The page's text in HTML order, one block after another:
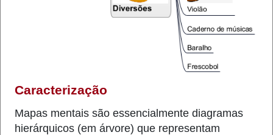
Caracterização
Mapas mentais são essencialmente diagramas
hierárquicos (em árvore) que representam